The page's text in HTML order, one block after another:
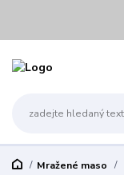
Mražené maso